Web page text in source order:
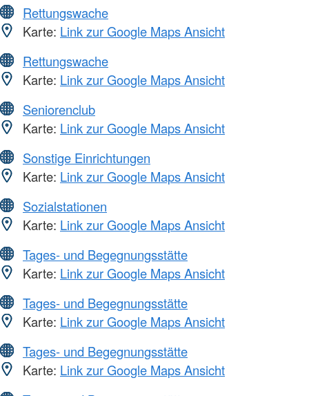
Rettungswache
Karte: Link zur Google Maps Ansicht
Rettungswache
Karte: Link zur Google Maps Ansicht
Seniorenclub
Karte: Link zur Google Maps Ansicht
Sonstige Einrichtungen
Karte: Link zur Google Maps Ansicht
Sozialstationen
Karte: Link zur Google Maps Ansicht
Tages- und Begegnungsstätte
Karte: Link zur Google Maps Ansicht
Tages- und Begegnungsstätte
Karte: Link zur Google Maps Ansicht
Tages- und Begegnungsstätte
Karte: Link zur Google Maps Ansicht